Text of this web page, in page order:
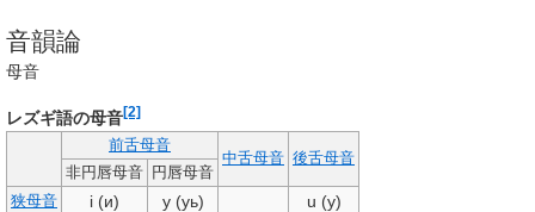
音韻論
母音
レズギ語の母音[2]
前舌母音
中舌母音 後舌母音
非円唇母音
円唇母音
狭母音
i (и) y (уь) u (у)